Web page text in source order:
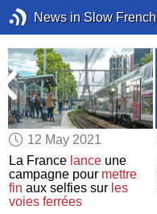
News in Slow French
12 May 2021
La France lance une
campagne pour mettre
fin aux selfies sur les
voies ferrées